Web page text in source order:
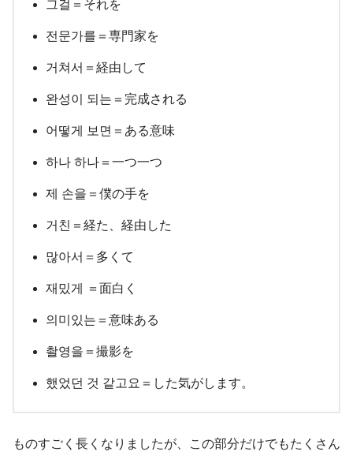
그걸＝それを
전문가를＝専門家を
거쳐서＝経由して
완성이 되는＝完成される
어떻게 보면＝ある意味
하나 하나＝一つ一つ
제 손을＝僕の手を
거친＝経た、経由した
많아서＝多くて
재밌게 ＝面白く
의미있는＝意味ある
촬영을＝撮影を
했었던 것 같고요＝した気がします。
ものすごく長くなりましたが、この部分だけでもたくさん